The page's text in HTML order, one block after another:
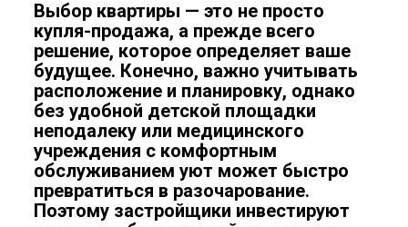
Выбор квартиры — это не просто
купля-продажа, а прежде всего
решение, которое определяет ваше
будущее. Конечно, важно учитывать
расположение и планировку, однако
без удобной детской площадки
неподалеку или медицинского
учреждения с комфортным
обслуживанием уют может быстро
превратиться в разочарование.
Поэтому застройщики инвестируют